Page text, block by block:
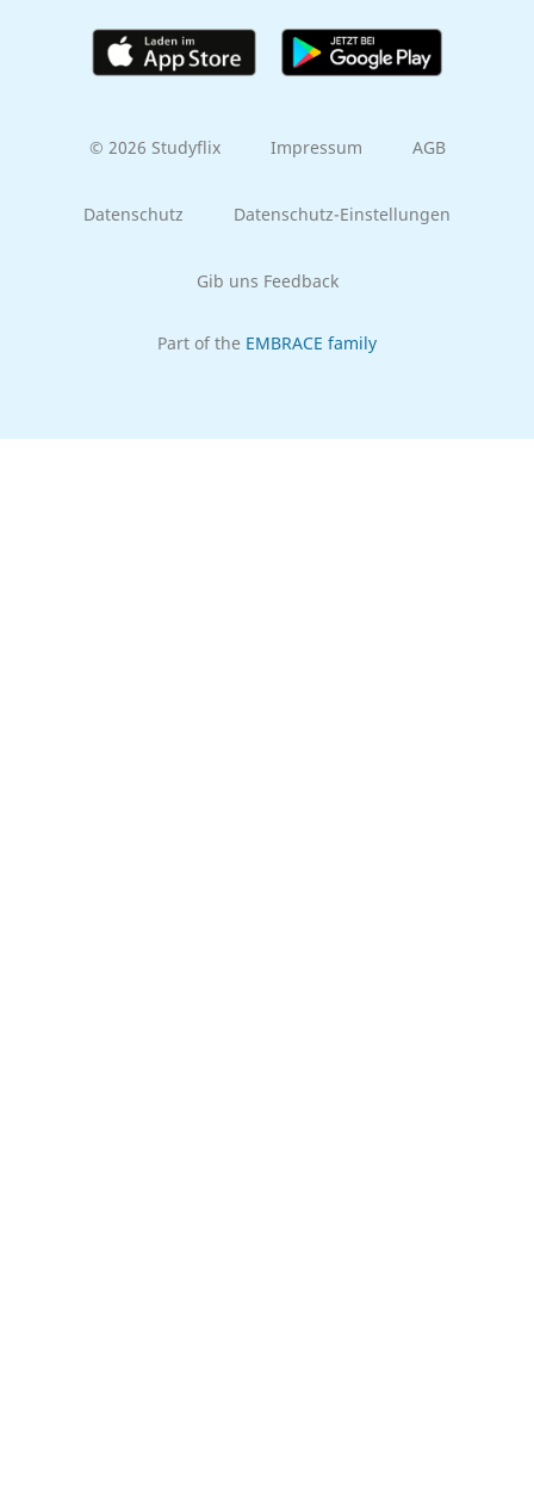
© 2026 Studyflix Impressum AGB
Datenschutz Datenschutz-Einstellungen
Gib uns Feedback
Part of the EMBRACE family